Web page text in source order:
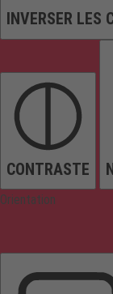
INVERSER LES
CONTRASTE
Orientation